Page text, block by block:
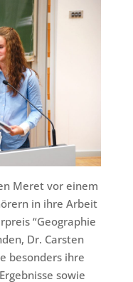
Meret vor einem
in ihre Arbeit
“Geographie
Dr. Carsten
besonders ihre
sowie